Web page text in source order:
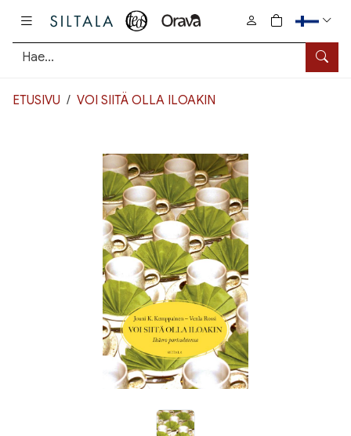
Hae
0
tuotetta
ETUSIVU VOI SIITÄ OLLA ILOAKIN